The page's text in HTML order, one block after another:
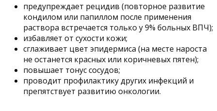
предупреждает рецидив (повторное развитие
кондилом или папиллом после применения
раствора встречается только у 9% больных ВПЧ);
избавляет от сухости кожи;
сглаживает цвет эпидермиса (на месте нароста
не останется красных или коричневых пятен);
повышает тонус сосудов;
проводит профилактику других инфекций и
препятствует развитию онкологии.